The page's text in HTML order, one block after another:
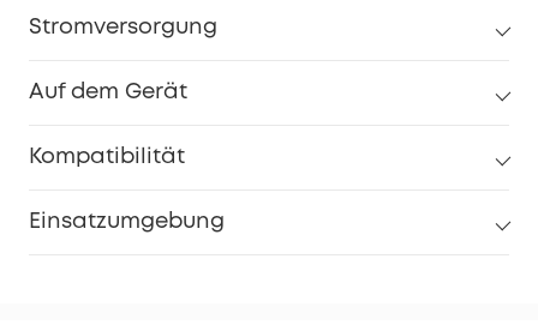
Stromversorgung
Auf dem Gerät
Kompatibilität
Einsatzumgebung